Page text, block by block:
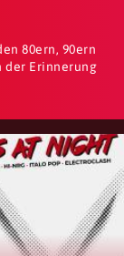
80ern, 90ern
der Erinnerung